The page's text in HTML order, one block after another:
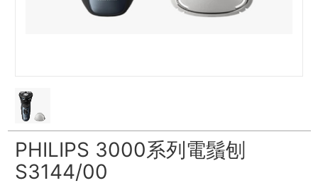
PHILIPS 3000系列電鬚刨
S3144/00